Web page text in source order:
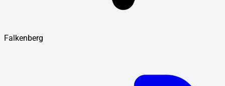
Falkenberg